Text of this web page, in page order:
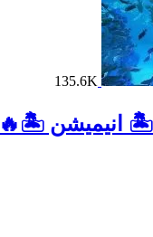
135.6K
انیمیشن